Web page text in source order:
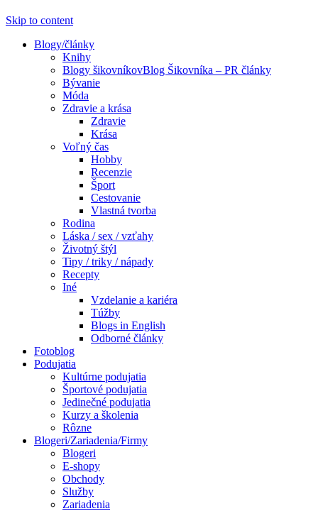
Skip to content
Blogy/články
Knihy
Blogy šikovníkovBlog Šikovníka – PR články
Bývanie
Móda
Zdravie a krása
Zdravie
Krása
Voľný čas
Hobby
Recenzie
Šport
Cestovanie
Vlastná tvorba
Rodina
Láska / sex / vzťahy
Životný štýl
Tipy / triky / nápady
Recepty
Iné
Vzdelanie a kariéra
Túžby
Blogs in English
Odborné články
Fotoblog
Podujatia
Kultúrne podujatia
Športové podujatia
Jedinečné podujatia
Kurzy a školenia
Rôzne
Blogeri/Zariadenia/Firmy
Blogeri
E-shopy
Obchody
Služby
Zariadenia